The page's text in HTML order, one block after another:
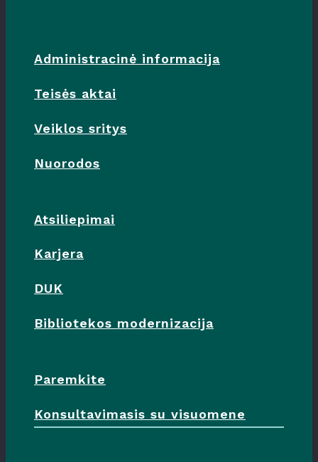
Administracinė informacija
Teisės aktai
Veiklos sritys
Nuorodos
Atsiliepimai
Karjera
DUK
Bibliotekos modernizacija
Paremkite
Konsultavimasis su visuomene